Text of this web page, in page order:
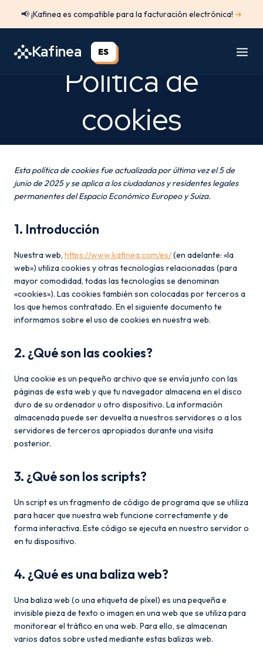
📢 ¡Kafinea es compatible para la facturación electrónica! ➔
Kafinea ES
Política de
cookies
Esta política de cookies fue actualizada por última vez el 5 de
junio de 2025 y se aplica a los ciudadanos y residentes legales
permanentes del Espacio Económico Europeo y Suiza.
1. Introducción
Nuestra web, https://www.kafinea.com/es/(en adelante: «la
web») utiliza cookies y otras tecnologías relacionadas (para
mayor comodidad, todas las tecnologías se denominan
«cookies»). Las cookies también son colocadas por terceros a
los que hemos contratado. En el siguiente documento te
informamos sobre el uso de cookies en nuestra web.
2. ¿Qué son las cookies?
Una cookie es un pequeño archivo que se envía junto con las
páginas de esta web y que tu navegador almacena en el disco
duro de su ordenador u otro dispositivo. La información
almacenada puede ser devuelta a nuestros servidores o a los
servidores de terceros apropiados durante una visita
posterior.
3. ¿Qué son los scripts?
Un script es un fragmento de código de programa que se utiliza
para hacer que nuestra web funcione correctamente y de
forma interactiva. Este código se ejecuta en nuestro servidor o
en tu dispositivo.
4. ¿Qué es una baliza web?
Una baliza web (o una etiqueta de píxel) es una pequeña e
invisible pieza de texto o imagen en una web que se utiliza para
monitorear el tráfico en una web. Para ello, se almacenan
varios datos sobre usted mediante estas balizas web.